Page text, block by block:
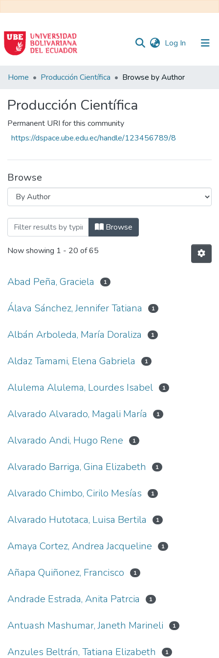
Log In (current)
Communities
Collections
All of DSpace
Home Producción Científica Browse by Author
Producción Científica
Permanent URI for this community
https://dspace.ube.edu.ec/handle/123456789/8
Browse
Browsing Producción Científica by
Browse
Now showing 1 - 20 of 65
Abad Peña, Graciela 1
Álava Sánchez, Jennifer Tatiana 1
Albán Arboleda, María Doraliza 1
Aldaz Tamami, Elena Gabriela 1
Alulema Alulema, Lourdes Isabel 1
Alvarado Alvarado, Magali María 1
Alvarado Andi, Hugo Rene 1
Alvarado Barriga, Gina Elizabeth 1
Alvarado Chimbo, Cirilo Mesías 1
Alvarado Hutotaca, Luisa Bertila 1
Amaya Cortez, Andrea Jacqueline 1
Añapa Quiñonez, Francisco 1
Andrade Estrada, Anita Patrcia 1
Antuash Mashumar, Janeth Marineli 1
Anzules Beltrán, Tatiana Elizabeth 1